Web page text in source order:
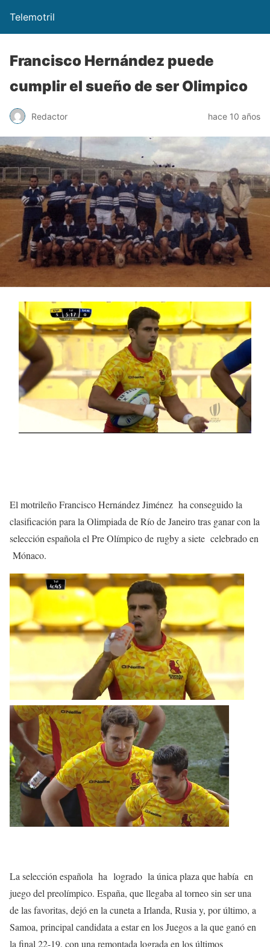
Telemotril
Francisco Hernández puede
cumplir el sueño de ser Olimpico
Redactor hace 10 años
El motrileño Francisco Hernández Jiménez ha conseguido la
clasificación para la Olimpiada de Río de Janeiro tras ganar con la
selección española el Pre Olímpico de rugby a siete celebrado en
Mónaco.
La selección española ha logrado la única plaza que había en
juego del preolímpico. España, que llegaba al torneo sin ser una
de las favoritas, dejó en la cuneta a Irlanda, Rusia y, por último, a
Samoa, principal candidata a estar en los Juegos a la que ganó en
la final 22-19, con una remontada lograda en los últimos